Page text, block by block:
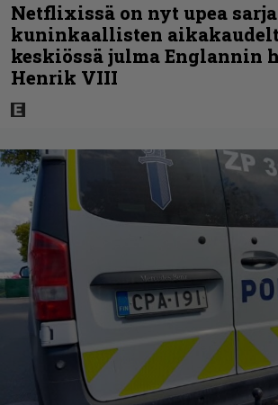
Netflixissä on nyt upea
kuninkaallisten
keskiössä julma Englannin
Henrik VIII